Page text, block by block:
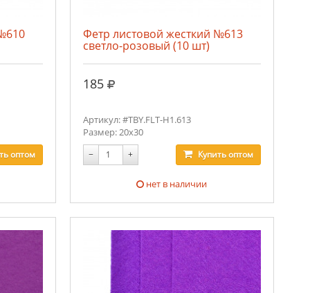
оптом
Фетр листовой жесткий №613
светло-розовый (10 шт)
185 руб.
Артикул: #TBY.FLT-H1.613
Размер: 20х30
− + Купитьоптом
нет в наличии